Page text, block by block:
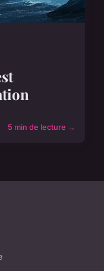
5 min de lecture →